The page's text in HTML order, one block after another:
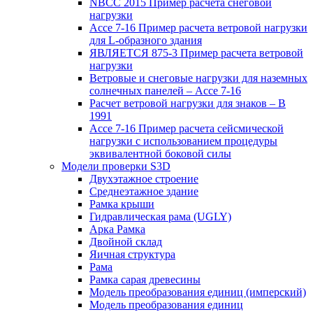
NBCC 2015 Пример расчета снеговой
нагрузки
Ассе 7-16 Пример расчета ветровой нагрузки
для L-образного здания
ЯВЛЯЕТСЯ 875-3 Пример расчета ветровой
нагрузки
Ветровые и снеговые нагрузки для наземных
солнечных панелей – Ассе 7-16
Расчет ветровой нагрузки для знаков – В
1991
Ассе 7-16 Пример расчета сейсмической
нагрузки с использованием процедуры
эквивалентной боковой силы
Модели проверки S3D
Двухэтажное строение
Среднеэтажное здание
Рамка крыши
Гидравлическая рама (UGLY)
Арка Рамка
Двойной склад
Яичная структура
Рама
Рамка сарая древесины
Модель преобразования единиц (имперский)
Модель преобразования единиц